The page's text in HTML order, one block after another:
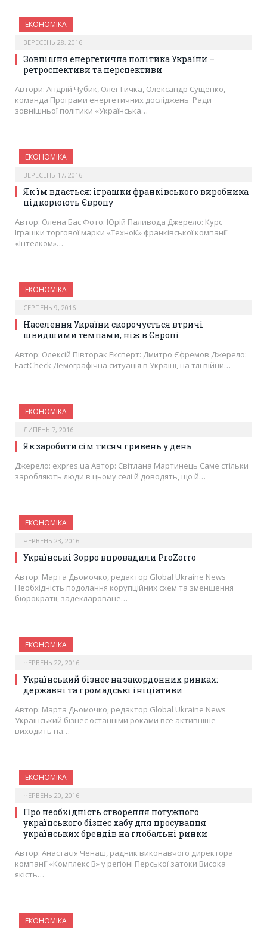
ЕКОНОМІКА
ВЕРЕСЕНЬ 28, 2016
Зовнішня енергетична політика України –
ретроспективи та перспективи
Автори: Андрій Чубик, Олег Гичка, Олександр Сущенко,
команда Програми енергетичних досліджень Ради
зовнішньої політики «Українська…
ЕКОНОМІКА
ВЕРЕСЕНЬ 17, 2016
Як їм вдається: іграшки франківського виробника
підкорюють Європу
Автор: Олена Бас Фото: Юрій Паливода Джерело: Курс
Іграшки торгової марки «ТехноК» франківської компанії
«Інтелком»…
ЕКОНОМІКА
СЕРПЕНЬ 9, 2016
Населення України скорочується втричі
швидшими темпами, ніж в Європі
Автор: Олексій Півторак Експерт: Дмитро Єфремов Джерело:
FactСheck Демографічна ситуація в Україні, на тлі війни…
ЕКОНОМІКА
ЛИПЕНЬ 7, 2016
Як заробити сім тисяч гривень у день
Джерело: expres.ua Автор: Світлана Мартинець Саме стільки
заробляють люди в цьому селі й доводять, що й…
ЕКОНОМІКА
ЧЕРВЕНЬ 23, 2016
Українські Зорро впровадили ProZorro
Автор: Марта Дьомочко, редактор Global Ukraine News
Необхідність подолання корупційних схем та зменшення
бюрократії, задеклароване…
ЕКОНОМІКА
ЧЕРВЕНЬ 22, 2016
Український бізнес на закордонних ринках:
державні та громадські ініціативи
Автор: Марта Дьомочко, редактор Global Ukraine News
Український бізнес останніми роками все активніше
виходить на…
ЕКОНОМІКА
ЧЕРВЕНЬ 20, 2016
Про необхідність створення потужного
українського бізнес хабу для просування
українських брендів на глобальні ринки
Автор: Анастасія Ченаш, радник виконавчого директора
компанії «Комплекс В» у регіоні Перської затоки Висока
якість…
ЕКОНОМІКА